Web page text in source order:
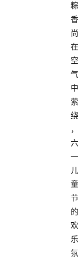
粽
香
尚
在
空
气
中
萦
绕
，
六
一
儿
童
节
的
欢
乐
氛